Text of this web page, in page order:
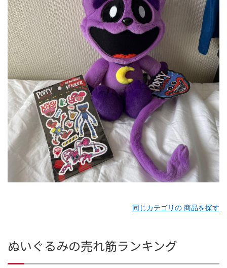
同じカテゴリの 商品を探す
ぬいぐるみの売れ筋ランキング